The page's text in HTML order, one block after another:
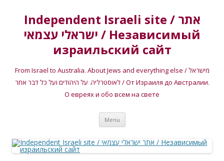
Independent Israeli site / אתר
ישראלי עצמאי / Независимый
израильский сайт
From Israel to Australia. About Jews and everything else / מישראל
לאוסטרליה. על היהודים ועל כל דבר אחר / От Израиля до Австралии.
О евреях и обо всем на свете
Menu Skip
content